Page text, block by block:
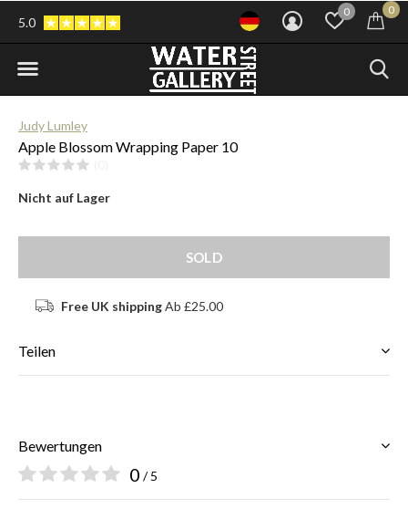
0 0
5.0
Judy Lumley
Apple Blossom Wrapping Paper 10
Nicht auf Lager
SOLD
Free UK shippingAb £25.00
Teilen
Bewertungen
0 / 5